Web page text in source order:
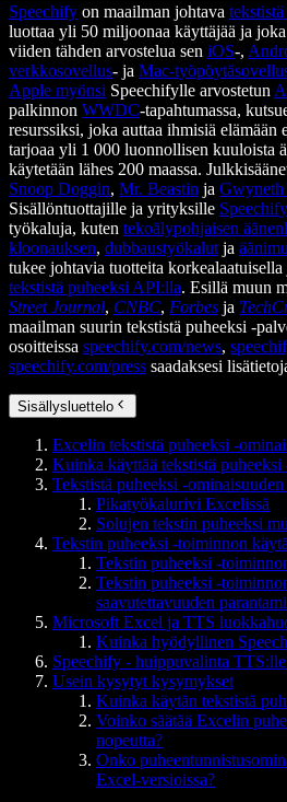
Speechify on maailman johtava
luottaa yli 50 miljoonaa käyttäjää ja
viiden tähden arvostelua sen iOS-,
verkkosovellus- ja Mac-
Apple myönsi Speechifylle arvostetun
palkinnon WWDC-tapahtumassa,
resurssiksi, joka auttaa ihmisiä elämään
tarjoaa yli 1 000 luonnollisen kuuloista
käytetään lähes 200 maassa.
Snoop Doggin, Mr. Beastin ja Gwyneth
Sisällöntuottajille ja yrityksille
työkaluja, kuten tekoälypohjaisen
kloonauksen, dubbaustyökalut ja
tukee johtavia tuotteita
tekstistä puheeksi API:lla. Esillä muun
Street Journal, CNBC, Forbes ja
maailman suurin tekstistä puheeksi -
osoitteissa speechify.com/news,
speechify.com/press saadaksesi
Sisällysluettelo
Excelin tekstistä puheeksi -
Kuinka käyttää tekstistä puheeksi
Tekstistä puheeksi -
Pikatyökalurivi Excelissä
Solujen tekstin puheeksi
Tekstin puheeksi -toiminnon
Tekstin puheeksi -
Tekstin puheeksi -
saavutettavuuden
Microsoft Excel ja TTS
Kuinka hyödyllinen
Speechify - huippuvalinta
Usein kysytyt kysymykset
​​Kuinka käytän tekstistä
Voinko säätää Excelin
nopeutta?
Onko
Excel-versioissa?